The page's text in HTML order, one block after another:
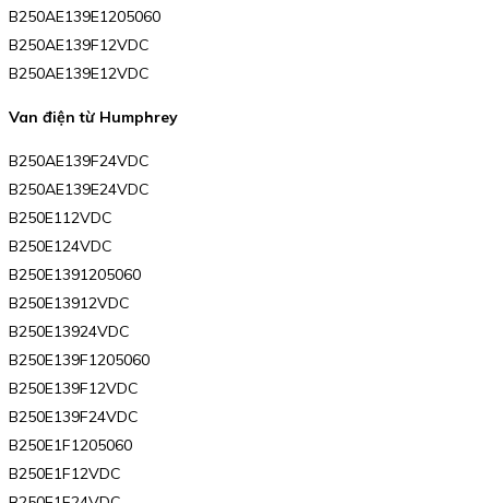
B250AE139E1205060
B250AE139F12VDC
B250AE139E12VDC
Van điện từ Humphrey
B250AE139F24VDC
B250AE139E24VDC
B250E112VDC
B250E124VDC
B250E1391205060
B250E13912VDC
B250E13924VDC
B250E139F1205060
B250E139F12VDC
B250E139F24VDC
B250E1F1205060
B250E1F12VDC